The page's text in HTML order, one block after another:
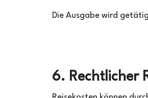
Die Ausgabe wird
6. Rechtlicher